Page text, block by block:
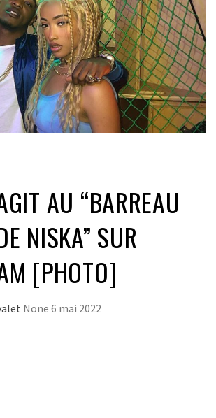
AU “BARREAU
NISKA” SUR
[PHOTO]
None 6 mai 2022